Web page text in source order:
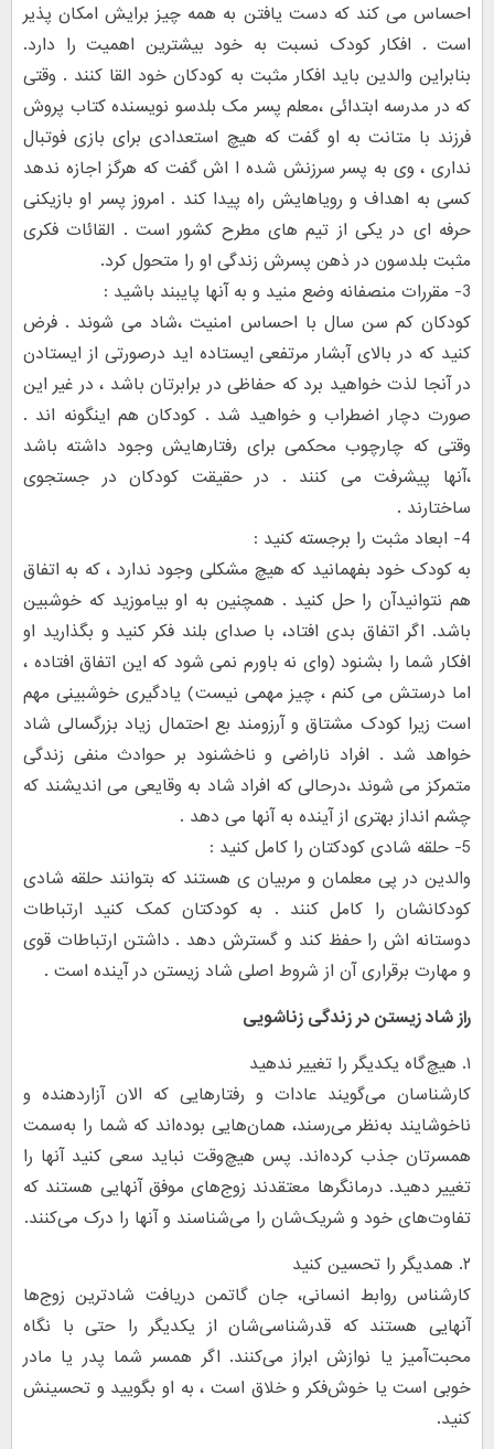
احساس می کند که دست یافتن به همه چیز برایش امکان پذیر
است . افکار کودک نسبت به خود بیشترین اهمیت را دارد.
بنابراین والدین باید افکار مثبت به کودکان خود القا کنند . وقتی
که در مدرسه ابتدائی ،‌معلم پسر مک بلدسو نویسنده کتاب پروش
فرزند با متانت به او گفت که هیچ استعدادی برای بازی فوتبال
نداری ، وی به پسر سرزنش شده ا اش گفت که هرگز اجازه ندهد
کسی به اهداف و رویاهایش راه پیدا کند . امروز پسر او بازیکنی
حرفه ای در یکی از تیم های مطرح کشور است . القائات فکری
مثبت بلدسون در ذهن پسرش زندگی او را متحول کرد.
3- مقررات منصفانه وضع منید و به آنها پایبند باشید :
کودکان کم سن سال با احساس امنیت ،‌شاد می شوند . فرض
کنید که در بالای آبشار مرتفعی ایستاده اید درصورتی از ایستادن
در آنجا لذت خواهید برد که حفاظی در برابرتان باشد ، در غیر این
صورت دچار اضطراب و خواهید شد . کودکان هم اینگونه اند .
وقتی که چارچوب محکمی برای رفتارهایش وجود داشته باشد
،‌آنها پیشرفت می کنند . در حقیقت کودکان در جستجوی
ساختارند .
4- ابعاد مثبت را برجسته کنید :
به کودک خود بفهمانید که هیچ مشکلی وجود ندارد ، که به اتفاق
هم نتوانیدآن را حل کنید . همچنین به او بیاموزید که خوشبین
باشد. اگر اتفاق بدی افتاد، با صدای بلند فکر کنید و بگذارید او
افکار شما را بشنود (وای نه باورم نمی شود که این اتفاق افتاده ،
اما درستش می کنم ، چیز مهمی نیست) یادگیری خوشبینی مهم
است زیرا کودک مشتاق و آرزومند بع احتمال زیاد بزرگسالی شاد
خواهد شد . افراد ناراضی و ناخشنود بر حوادث منفی زندگی
متمرکز می شوند ،‌درحالی که افراد شاد به وقایعی می اندیشند که
چشم انداز بهتری از آینده به آنها می دهد .
5- حلقه شادی کودکتان را کامل کنید :
والدین در پی معلمان و مربیان ی هستند که بتوانند حلقه شادی
کودکانشان را کامل کنند . به کودکتان کمک کنید ارتباطات
دوستانه اش را حفظ کند و گسترش دهد . داشتن ارتباطات قوی
و مهارت برقراری آن از شروط اصلی شاد زیستن در آینده است .
راز شاد زیستن در زندگی زناشویی
۱. هیچ‌گاه یکدیگر را تغییر ندهید
کارشناسان می‌گویند عادات و رفتار‌‌هایی که الان آزاردهنده و
ناخوشایند به‌نظر می‌رسند، همان‌هایی بوده‌اند که شما را به‌سمت
همسرتان جذب کرده‌اند. پس هیچ‌وقت نباید سعی کنید آنها را
تغییر دهید. درمانگر‌ها معتقدند زوج‌های موفق آنهایی هستند که
تفاوت‌های خود و شریک‌شان را می‌شناسند و آنها را درک می‌کنند.
۲. همدیگر را تحسین کنید
کارشناس روابط انسانی، جان گاتمن دریافت شادترین زوج‌ها
آنهایی هستند که قدرشناسی‌شان از یکدیگر را حتی با نگاه
محبت‌آمیز یا نوازش ابراز می‌کنند. اگر همسر شما پدر یا مادر
خوبی است یا خوش‌فکر و خلاق است ، به او بگویید و تحسینش
کنید.